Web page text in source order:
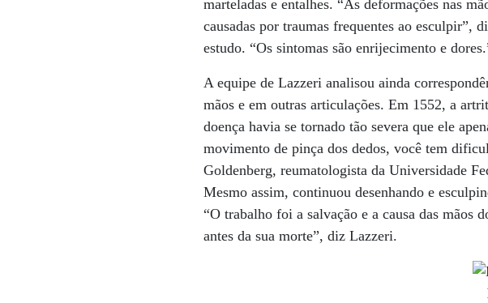
marteladas e entalhes. “As deformações nas
causadas por traumas frequentes ao
estudo. “Os sintomas são enrijecimento e
A equipe de Lazzeri analisou ainda
mãos e em outras articulações. Em 1552, a
doença havia se tornado tão severa que ele
movimento de pinça dos dedos, você tem
Goldenberg, reumatologista da Universidade
Mesmo assim, continuou desenhando e
“O trabalho foi a salvação e a causa das mãos
antes da sua morte”, diz Lazzeri.